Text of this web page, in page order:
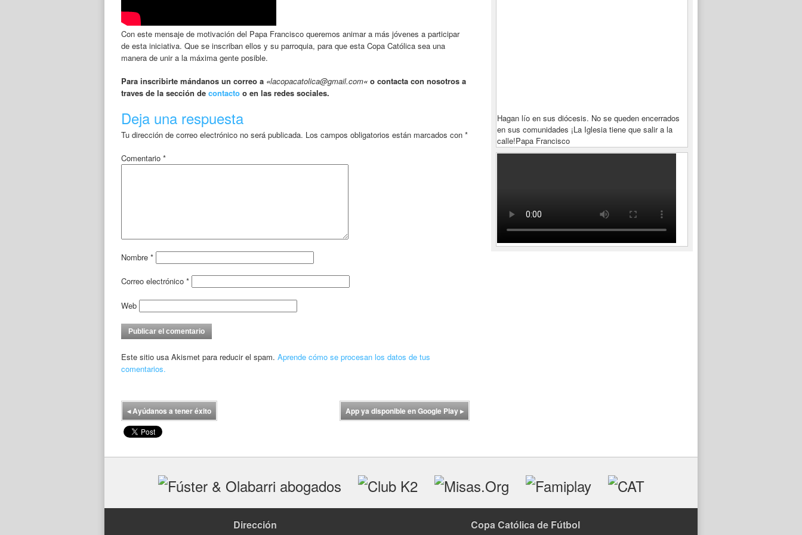
Con este mensaje de motivación del Papa Francisco queremos animar a más jóvenes a participar
de esta iniciativa. Que se inscriban ellos y su parroquia, para que esta Copa Católica sea una
manera de unir a la máxima gente posible.
Para inscribirte mándanos un correo a «lacopacatolica@gmail.com« o contacta con nosotros a
traves de la sección de contacto o en las redes sociales.
Deja una respuesta
Tu dirección de correo electrónico no será publicada. Los campos obligatorios están marcados con *
Comentario *
Nombre *
Correo electrónico *
Web
Este sitio usa Akismet para reducir el spam. Aprende cómo se procesan los datos de tus
comentarios.
◂Ayúdanos a tener éxito App ya disponible en Google Play▸
Hagan lío en sus diócesis. No se queden encerrados
en sus comunidades ¡La Iglesia tiene que salir a la
calle!Papa Francisco
Dirección Copa Católica de Fútbol